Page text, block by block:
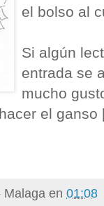
el bolso al
Si algún
entrada se
mucho
el ganso
Malaga en 01:08